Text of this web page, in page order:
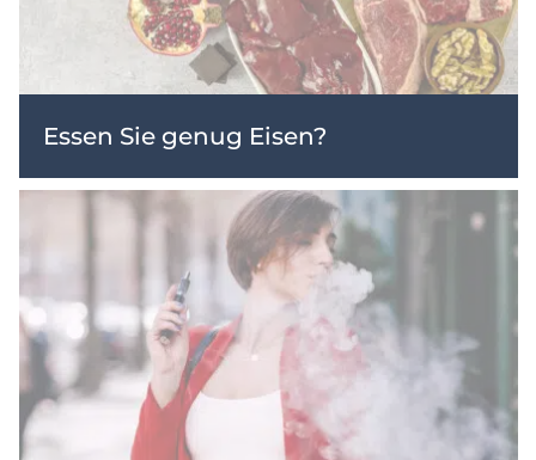
Essen Sie genug Eisen?